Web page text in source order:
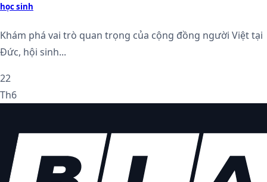
học sinh
Khám phá vai trò quan trọng của cộng đồng người Việt tại
Đức, hội sinh...
22
Th6